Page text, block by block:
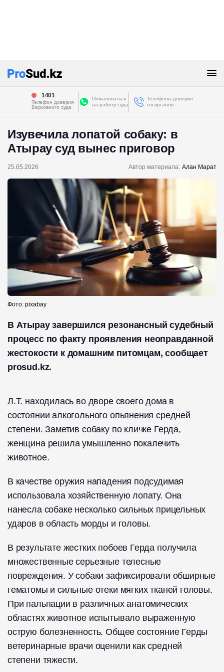
1401
Телефон доверия
Верховного суда
Пожаловаться
на работу суда
Телефоны доверия
госорганов
Изувечила лопатой собаку: в
Атырау суд вынес приговор
25.05.2026 Автор материала: Алан Марат
Фото: pixabay
В Атырау завершился резонансный судебный
процесс по факту проявления неоправданной
жестокости к домашним питомцам, сообщает
prosud.kz.
Л.Т. находилась во дворе своего дома в
состоянии алкогольного опьянения средней
степени. Заметив собаку по кличке Герда,
женщина решила умышленно покалечить
животное.
В качестве оружия нападения подсудимая
использовала хозяйственную лопату. Она
нанесла собаке несколько сильных прицельных
ударов в область морды и головы.
В результате жестких побоев Герда получила
множественные серьезные телесные
повреждения. У собаки зафиксировали обширные
гематомы и сильные отеки мягких тканей головы.
При пальпации в различных анатомических
областях животное испытывало выраженную
острую болезненность. Общее состояние Герды
ветеринарные врачи оценили как средней
степени тяжести.